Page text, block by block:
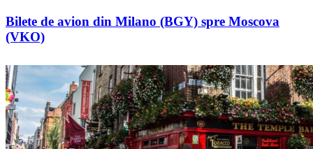
Bilete de avion din Milano (BGY) spre Moscova
(VKO)